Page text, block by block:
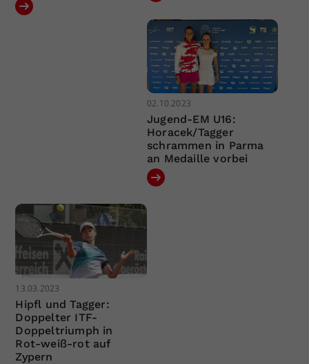
02.10.2023
Jugend-EM U16:
Horacek/Tagger
schrammen in Parma
an Medaille vorbei
13.03.2023
Hipfl und Tagger:
Doppelter ITF-
Doppeltriumph in
Rot-weiß-rot auf
Zypern